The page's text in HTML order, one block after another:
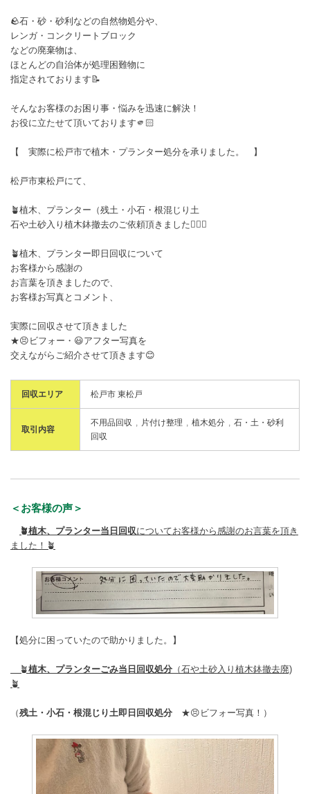
🪨石・砂・砂利などの自然物処分や、
レンガ・コンクリートブロック
などの廃棄物は、
ほとんどの自治体が処理困難物に
指定されております📝
そんなお客様のお困り事・悩みを迅速に解決！
お役に立たせて頂いております🫵🏻
【 実際に松戸市で植木・プランター処分を承りました。 】
松戸市東松戸にて、
🪴植木、プランター（残土・小石・根混じり土
石や土砂入り植木鉢撤去のご依頼頂きました🙇🏻‍♂️
🪴植木、プランター即日回収について
お客様から感謝の
お言葉を頂きましたので、
お客様お写真とコメント、
実際に回収させて頂きました
★😣ビフォー・😃アフター写真を
交えながらご紹介させて頂きます😊
回収エリア 松戸市 東松戸
取引内容
不用品回収 片付け整理 植木処分
石・土・砂利
回収
＜お客様の声＞
🪴植木、プランター当日回収についてお客様から感謝のお言葉を頂き
ました！🪴
【処分に困っていたので助かりました。】
🪴植木、プランターごみ当日回収処分 （石や土砂入り植木鉢撤去廃)
🪴
（残土・小石・根混じり土即日回収処分 ★😣ビフォー写真！）